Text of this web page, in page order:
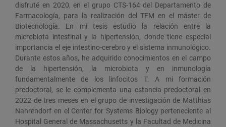
disfruté en 2020, en el grupo CTS-164 del Departamento de
Farmacología, para la realización del TFM en el máster de
Biotecnología. En mi tesis estudio la relación entre la
microbiota intestinal y la hipertensión, donde tiene especial
importancia el eje intestino-cerebro y el sistema inmunológico.
Durante estos años, he adquirido conocimientos en el campo
de la hipertensión, la microbiota y en inmunología
fundamentalmente de los linfocitos T. A mi formación
predoctoral, se le complementa una estancia predoctoral en
2022 de tres meses en el grupo de investigación de Matthias
Nahrendorf en el Center for Systems Biology perteneciente al
Hospital General de Massachusetts y la Facultad de Medicina